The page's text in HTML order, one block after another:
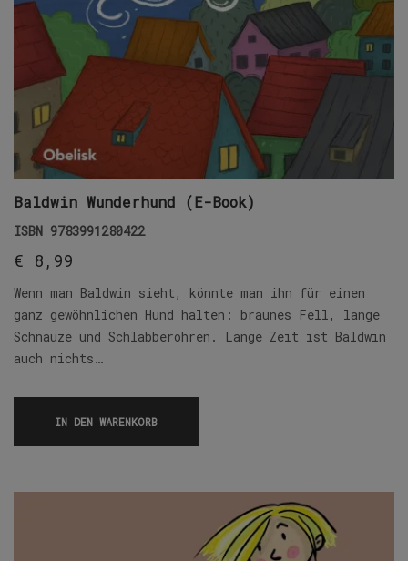
Baldwin Wunderhund (E-Book)
ISBN 9783991280422
€ 8,99
Wenn man Baldwin sieht, könnte man ihn für einen
ganz gewöhnlichen Hund halten: braunes Fell, lange
Schnauze und Schlabberohren. Lange Zeit ist Baldwin
auch nichts…
IN DEN WARENKORB